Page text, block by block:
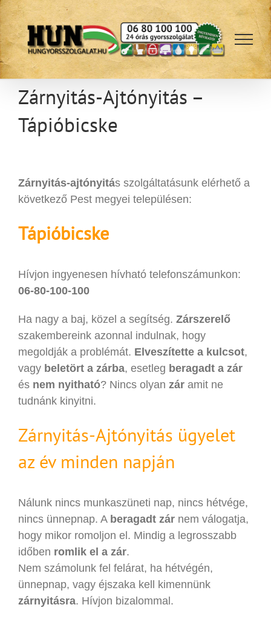
Kihagyás
Zárnyitás-Ajtónyitás –
Tápióbicske
Zárnyitás-ajtónyitás szolgáltatásunk elérhető a
következő Pest megyei településen:
Tápióbicske
Hívjon ingyenesen hívható telefonszámunkon:
06-80-100-100
Ha nagy a baj, közel a segítség. Zárszerelő
szakembereink azonnal indulnak, hogy
megoldják a problémát. Elveszítette a kulcsot,
vagy beletört a zárba, esetleg beragadt a zár
és nem nyitható? Nincs olyan zár amit ne
tudnánk kinyitni.
Zárnyitás-Ajtónyitás ügyelet
az év minden napján
Nálunk nincs munkaszüneti nap, nincs hétvége,
nincs ünnepnap. A beragadt zár nem válogatja,
hogy mikor romoljon el. Mindig a legrosszabb
időben romlik el a zár.
Nem számolunk fel felárat, ha hétvégén,
ünnepnap, vagy éjszaka kell kimennünk
zárnyitásra. Hívjon bizalommal.